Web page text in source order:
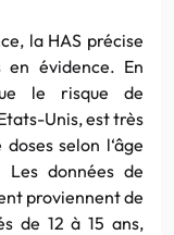
la HAS précise
en évidence. En
le risque de
Unis, est très
selon l‘âge
Les données de
proviennent de
de 12 à 15 ans,